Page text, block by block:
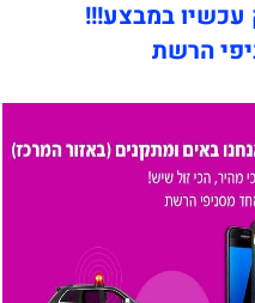
עכשיו במבצע!!!
הרשת